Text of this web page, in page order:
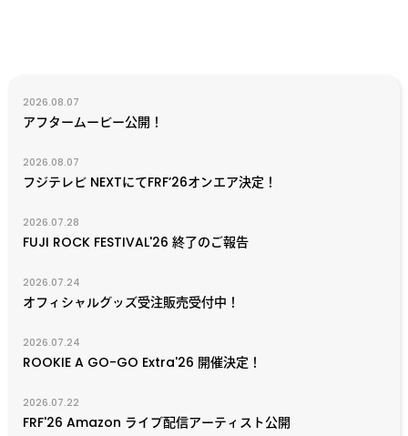
2026.08.07
アフタームービー公開！
2026.08.07
フジテレビ NEXTにてFRF’26オンエア決定！
2026.07.28
FUJI ROCK FESTIVAL'26 終了のご報告
2026.07.24
オフィシャルグッズ受注販売受付中！
2026.07.24
ROOKIE A GO-GO Extra'26 開催決定！
2026.07.22
FRF'26 Amazon ライブ配信アーティスト公開